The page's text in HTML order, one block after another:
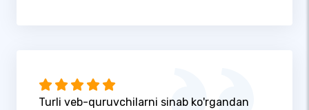
Turli veb-quruvchilarni sinab ko'rgandan